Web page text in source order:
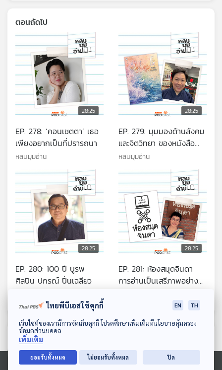
ดาวน์โหลด Thai PBS Podcast Application
ตอนถัดไป
28:25
EP. 278: ‘คอนเชตตา’ เธอ
เพียงอยากเป็นที่ปรารถนา
หลบมุมอ่าน
28:25
EP. 279: มุมมองด้านสังคม
และจิตวิทยา ของหนังสือ
แนวสืบสวนสอบสวนและ
หลบมุมอ่าน
28:25
EP. 280: 100 ปี บูรพ
ศิลปิน ปกรณ์ ปิ่นเฉลียว
28:25
EP. 281: ห้องสมุดจินดา
การอ่านเป็นเสรีภาพอย่าง
ตอนที่เกี่ยวข้อง
ไทยพีบีเอสใช้คุกกี้ EN TH
เว็บไซต์ของเรามีการจัดเก็บคุกกี้ โปรดศึกษาเพิ่มเติมที่นโยบายคุ้มครอง
ข้อมูลส่วนบุคคล
เพิ่มเติม
ยอมรับทั้งหมด ไม่ยอมรับทั้งหมด ปิด